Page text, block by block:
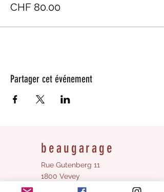
CHF 80.00
Partager cet événement
beaugarage
Rue Gutenberg 11
1800 Vevey
bonjour@beaugarage.ch